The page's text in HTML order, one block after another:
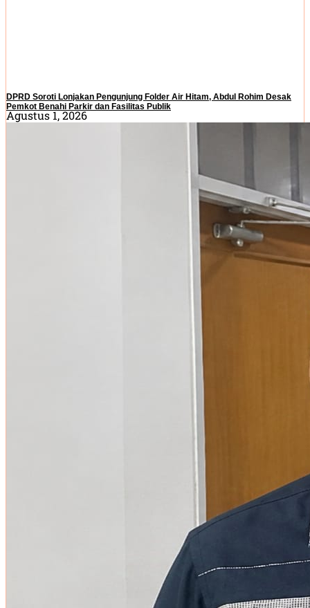
DPRD Soroti Lonjakan Pengunjung Folder Air Hitam, Abdul Rohim Desak
Pemkot Benahi Parkir dan Fasilitas Publik
Agustus 1, 2026